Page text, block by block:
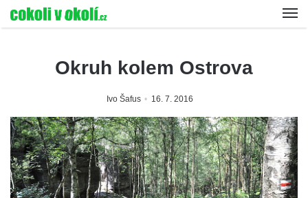
Okruh kolem Ostrova
Ivo Šafus 16. 7. 2016